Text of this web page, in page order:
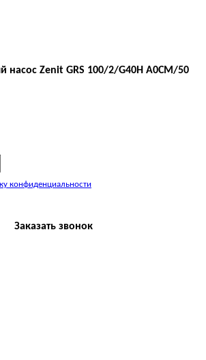
насос Zenit GRS 100/2/G40H A0CM/50
конфиденциальности
Заказать звонок